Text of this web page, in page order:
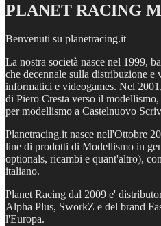
PLANET RACING
Benvenuti su planetracing.it
La nostra società nasce nel 1999,
che decennale sulla distribuzione
informatici e videogames. Nel
di Piero Cresta verso il
per modellismo a Castelnuovo
Planetracing.it nasce nell'Ottobre
line di prodotti di Modellismo in
optionals, ricambi e quant'altro),
italiano.
Planet Racing dal 2009 e'
Alpha Plus, SworkZ e del brand
l'Europa.